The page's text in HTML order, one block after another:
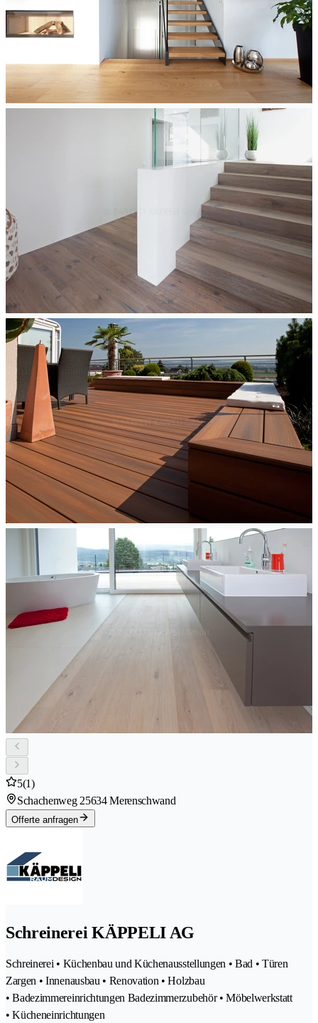
5(1)
Schachenweg 25634 Merenschwand
Offerte anfragen
Schreinerei KÄPPELI AG
Schreinerei • Küchenbau und Küchenausstellungen • Bad • Türen
Zargen • Innenausbau • Renovation • Holzbau
• Badezimmereinrichtungen Badezimmerzubehör • Möbelwerkstatt
• Kücheneinrichtungen